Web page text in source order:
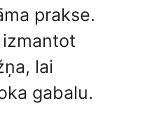
prakse.
lai
gabalu.